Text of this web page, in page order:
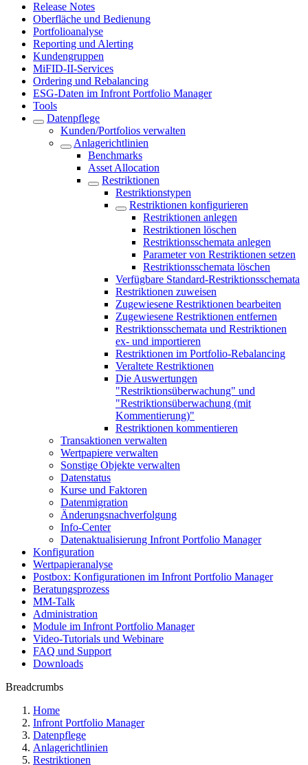
Release Notes
Oberfläche und Bedienung
Portfolioanalyse
Reporting und Alerting
Kundengruppen
MiFID-II-Services
Ordering und Rebalancing
ESG-Daten im Infront Portfolio Manager
Tools
Datenpflege
Kunden/Portfolios verwalten
Anlagerichtlinien
Benchmarks
Asset Allocation
Restriktionen
Restriktionstypen
Restriktionen konfigurieren
Restriktionen anlegen
Restriktionen löschen
Restriktionsschemata anlegen
Parameter von Restriktionen setzen
Restriktionsschemata löschen
Verfügbare Standard-Restriktionsschemata
Restriktionen zuweisen
Zugewiesene Restriktionen bearbeiten
Zugewiesene Restriktionen entfernen
Restriktionsschemata und Restriktionen
ex- und importieren
Restriktionen im Portfolio-Rebalancing
Veraltete Restriktionen
Die Auswertungen
"Restriktionsüberwachung" und
"Restriktionsüberwachung (mit
Kommentierung)"
Restriktionen kommentieren
Transaktionen verwalten
Wertpapiere verwalten
Sonstige Objekte verwalten
Datenstatus
Kurse und Faktoren
Datenmigration
Änderungsnachverfolgung
Info-Center
Datenaktualisierung Infront Portfolio Manager
Konfiguration
Wertpapieranalyse
Postbox: Konfigurationen im Infront Portfolio Manager
Beratungsprozess
MM-Talk
Administration
Module im Infront Portfolio Manager
Video-Tutorials und Webinare
FAQ und Support
Downloads
Breadcrumbs
Home
Infront Portfolio Manager
Datenpflege
Anlagerichtlinien
Restriktionen